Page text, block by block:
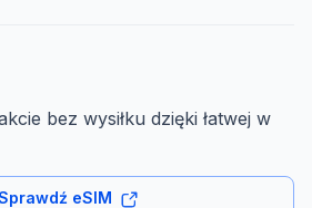
bez wysiłku dzięki łatwej w
eSIM